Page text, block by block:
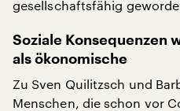
gesellschaftsfähig
Soziale Konsequenzen
als ökonomische
Zu Sven Quilitzsch und
Menschen, die schon vor